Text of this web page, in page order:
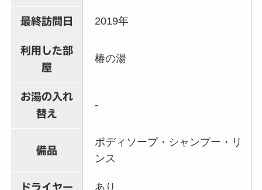
最終訪問日 2019年
利用した部
屋
椿の湯
お湯の入れ
替え
-
備品
ボディソープ・シャンプー・リ
ンス
ドライヤー あり